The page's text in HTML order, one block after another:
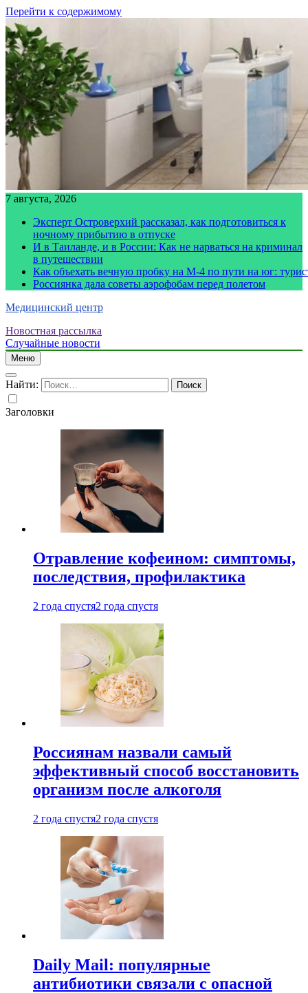
Перейти к содержимому
7 августа, 2026
Эксперт Островерхий рассказал, как подготовиться к
ночному прибытию в отпуске
И в Таиланде, и в России: Как не нарваться на криминал
в путешествии
Как объехать вечную пробку на М-4 по пути на юг:
Россиянка дала советы аэрофобам перед полетом
Медицинский центр
Новостная рассылка
Случайные новости
Меню
Найти:
Заголовки
Отравление кофеином: симптомы,
последствия, профилактика
2 года спустя2 года спустя
Россиянам назвали самый
эффективный способ восстановить
организм после алкоголя
2 года спустя2 года спустя
Daily Mail: популярные
антибиотики связали с опасной